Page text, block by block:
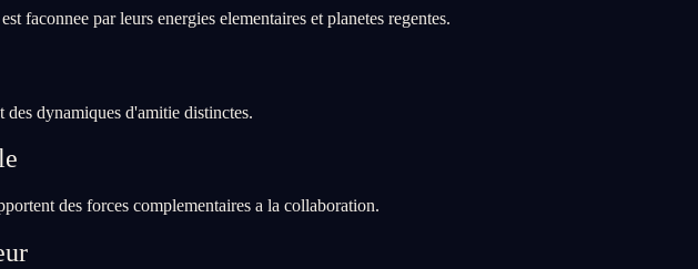
faconnee par leurs energies elementaires et planetes regentes.
dynamiques d'amitie distinctes.
des forces complementaires a la collaboration.